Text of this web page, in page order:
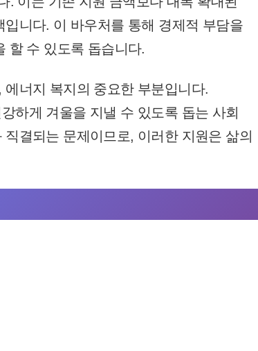
니다. 이 바우처를 통해 경제적 부담을
할 수 있도록 돕습니다.
너지 복지의 중요한 부분입니다.
하게 겨울을 지낼 수 있도록 돕는 사회
결되는 문제이므로, 이러한 지원은 삶의